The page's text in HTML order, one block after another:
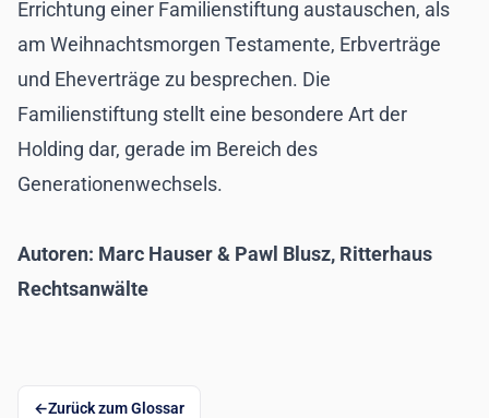
Errichtung einer Familienstiftung austauschen, als
am Weihnachtsmorgen Testamente, Erbverträge
und Eheverträge zu besprechen. Die
Familienstiftung stellt eine besondere Art der
Holding dar, gerade im Bereich des
Generationenwechsels.
Autoren: Marc Hauser & Pawl Blusz, Ritterhaus
Rechtsanwälte
Zurück zum Glossar